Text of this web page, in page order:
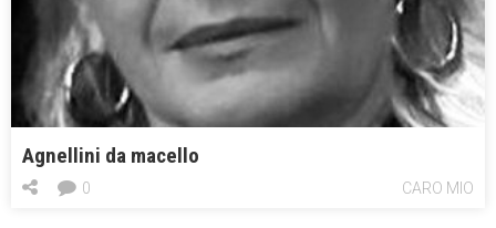
Agnellini da macello
CARO MIO
0